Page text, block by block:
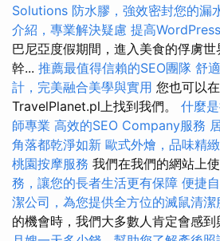
Solutions 防水膠，強效密封您的漏
介紹，專業解決疑慮 提高
巴尼亞度假期間，進入美食的俘虜
幹... 推薦最值得信賴的SEO團隊 舒
計，完美融合美學與實用 您也可以
TravelPlanet.pl上找到我們。 什麼
師專業 高效的SEO Company服務
角落都乾淨如新 歐式外燴，品味精
桃園按摩服務 我們在我們的網站上
務，讓您的長者生活更有保障 便捷
潔公司，為您提供全方位的滅鼠清潔
的機會時，我們大多數人肯定會感到